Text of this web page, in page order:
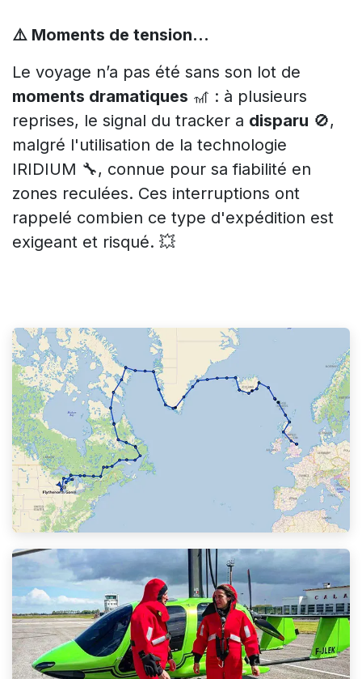
⚠️ Moments de tension…
Le voyage n’a pas été sans son lot de
moments dramatiques 🎢 : à plusieurs
reprises, le signal du tracker a disparu 🚫,
malgré l'utilisation de la technologie
IRIDIUM 🔧, connue pour sa fiabilité en
zones reculées. Ces interruptions ont
rappelé combien ce type d'expédition est
exigeant et risqué. 💥